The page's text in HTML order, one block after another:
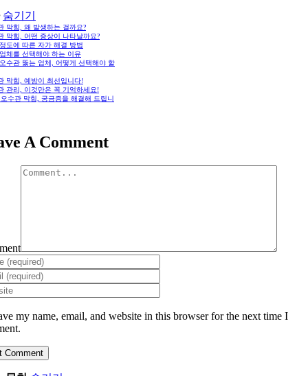
숨기기
막힘, 왜 발생하는 걸까요?
막힘, 어떤 증상이 나타날까요?
도에 따른 자가 해결 방법
체를 선택해야 하는 이유
수관 뚫는 업체, 어떻게 선택해야 할
막힘, 예방이 최선입니다!
관리, 이것만은 꼭 기억하세요!
오수관 막힘, 궁금증을 해결해 드립니
A Comment
my name, email, and website in this browser for the next time I